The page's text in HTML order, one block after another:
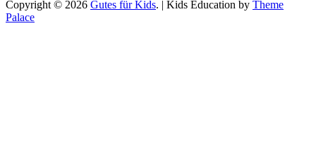
Copyright © 2026 Gutes für Kids. | Kids Education by Theme
Palace